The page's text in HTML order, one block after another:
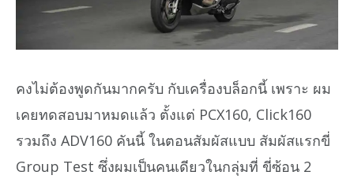
คงไม่ต้องพูดกันมากครับ กับเครื่องบล็อกนี้ เพราะ ผม
เคยทดสอบมาหมดแล้ว ตั้งแต่ PCX160, Click160
รวมถึง ADV160 คันนี้ ในตอนสัมผัสแบบ สัมผัสแรกขี่
Group Test ซึ่งผมเป็นคนเดียวในกลุ่มที่ ขี่ซ้อน 2